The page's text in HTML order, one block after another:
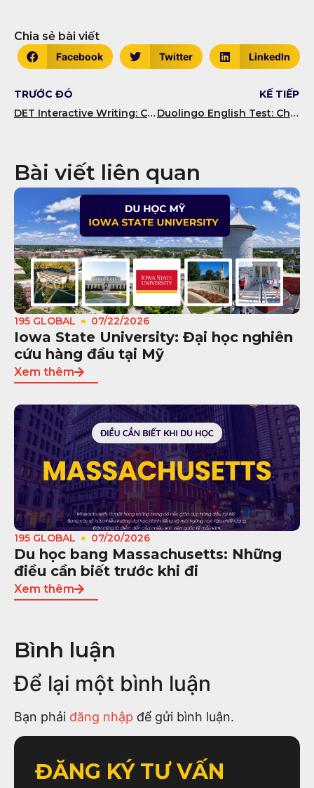
Chia sẻ bài viết
Facebook Twitter LinkedIn
TRƯỚC ĐÓ
DET Interactive Writing: Cách viết, từ vựng hay và mẫu câu
KẾ TIẾP
Duolingo English Test: Chiến lược đạt điểm cao Writing
Bài viết liên quan
195 GLOBAL 07/22/2026
Iowa State University: Đại học nghiên
cứu hàng đầu tại Mỹ
Xem thêm
195 GLOBAL 07/20/2026
Du học bang Massachusetts: Những
điều cần biết trước khi đi
Xem thêm
Bình luận
Để lại một bình luận
Bạn phải đăng nhập để gửi bình luận.
ĐĂNG KÝ TƯ VẤN